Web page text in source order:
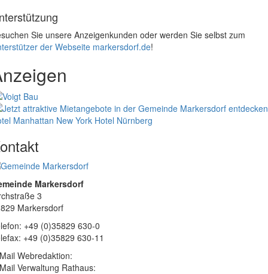
Sie unsere Anzeigenkunden oder werden Sie selbst zum
der Webseite markersdorf.de!
Manhattan New York Hotel Nürnberg
Markersdorf
3
Markersdorf
+49 (0)35829 630-0
+49 (0)35829 630-11
Webredaktion:
Verwaltung Rathaus: